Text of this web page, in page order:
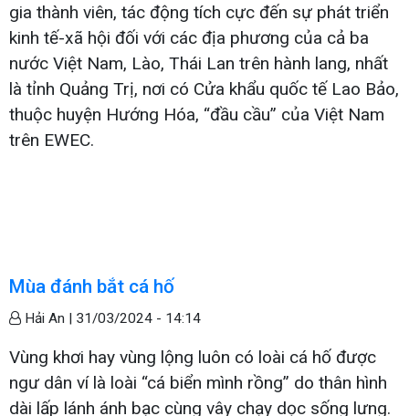
gia thành viên, tác động tích cực đến sự phát triển
kinh tế-xã hội đối với các địa phương của cả ba
nước Việt Nam, Lào, Thái Lan trên hành lang, nhất
là tỉnh Quảng Trị, nơi có Cửa khẩu quốc tế Lao Bảo,
thuộc huyện Hướng Hóa, “đầu cầu” của Việt Nam
trên EWEC.
Mùa đánh bắt cá hố
Hải An | 31/03/2024 - 14:14
Vùng khơi hay vùng lộng luôn có loài cá hố được
ngư dân ví là loài “cá biển mình rồng” do thân hình
dài lấp lánh ánh bạc cùng vây chạy dọc sống lưng.